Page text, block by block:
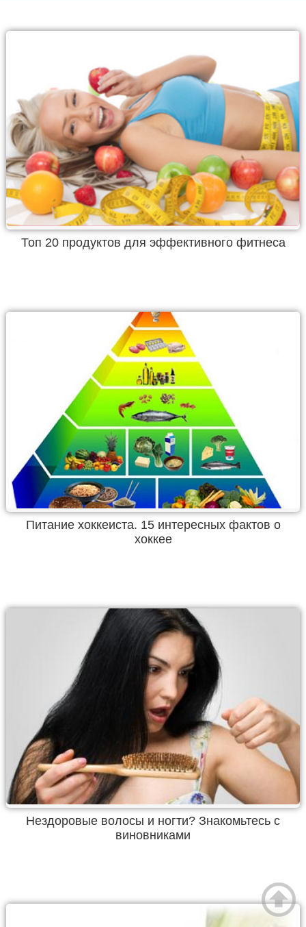
Топ 20 продуктов для эффективного фитнеса
Питание хоккеиста. 15 интересных фактов о
хоккее
Нездоровые волосы и ногти? Знакомьтесь с
виновниками